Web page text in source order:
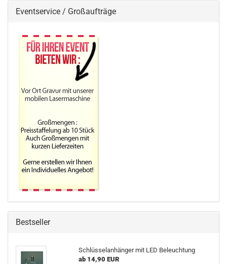
Eventservice / Großaufträge
Bestseller
Schlüsselanhänger mit LED Beleuchtung
ab 14,90 EUR